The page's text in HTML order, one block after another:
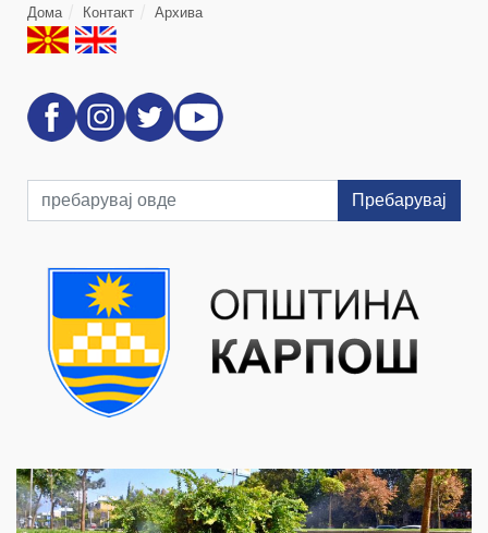
Дома Контакт Архива
Пребарувај